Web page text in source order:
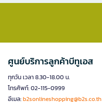
ศูนย์บริการลูกค้าบีทูเอส
ทุกวัน เวลา 8.30-18.00 น.
โทรศัพท์: 02-115-0999
อีเมล:b2sonlineshopping@b2s.co.th